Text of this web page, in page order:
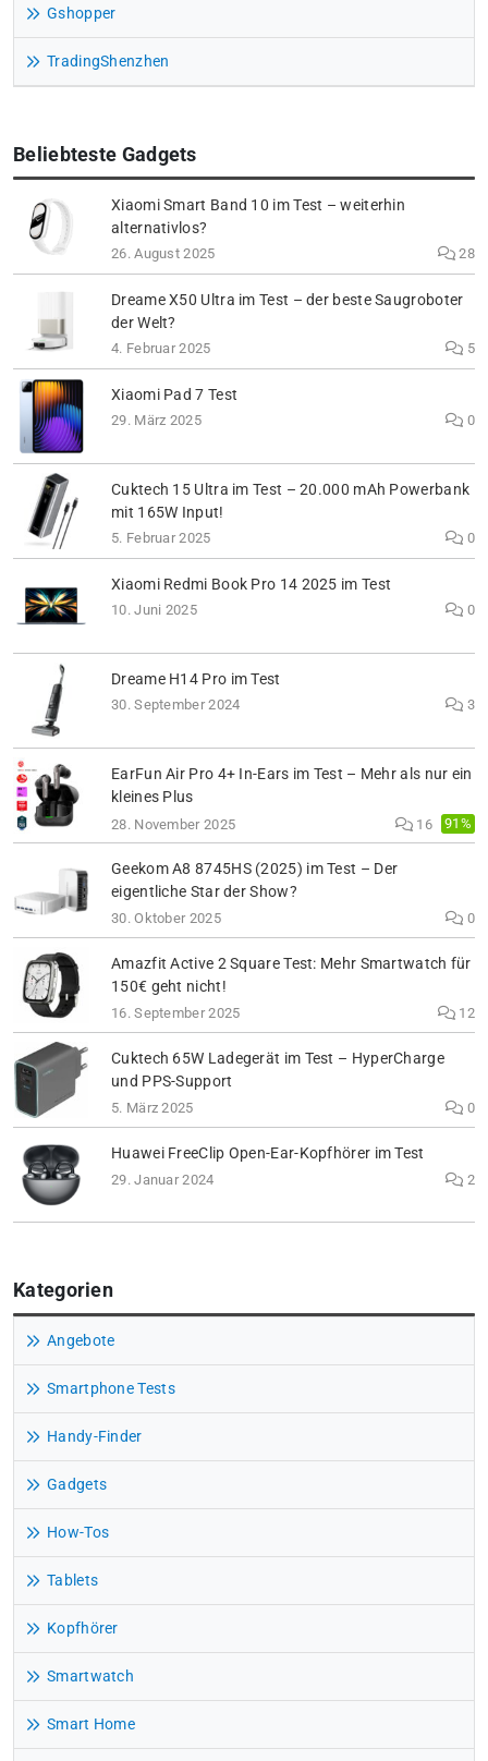
Gshopper
TradingShenzhen
Beliebteste Gadgets
Xiaomi Smart Band 10 im Test – weiterhin
alternativlos?
26. August 2025 28
Dreame X50 Ultra im Test – der beste Saugroboter
der Welt?
4. Februar 2025 5
Xiaomi Pad 7 Test
29. März 2025 0
Cuktech 15 Ultra im Test – 20.000 mAh Powerbank
mit 165W Input!
5. Februar 2025 0
Xiaomi Redmi Book Pro 14 2025 im Test
10. Juni 2025 0
Dreame H14 Pro im Test
30. September 2024 3
EarFun Air Pro 4+ In-Ears im Test – Mehr als nur ein
kleines Plus
28. November 2025 16 91%
Geekom A8 8745HS (2025) im Test – Der
eigentliche Star der Show?
30. Oktober 2025 0
Amazfit Active 2 Square Test: Mehr Smartwatch für
150€ geht nicht!
16. September 2025 12
Cuktech 65W Ladegerät im Test – HyperCharge
und PPS-Support
5. März 2025 0
Huawei FreeClip Open-Ear-Kopfhörer im Test
29. Januar 2024 2
Kategorien
Angebote
Smartphone Tests
Handy-Finder
Gadgets
How-Tos
Tablets
Kopfhörer
Smartwatch
Smart Home